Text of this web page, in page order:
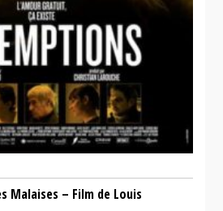
Malaises – Film de Louis